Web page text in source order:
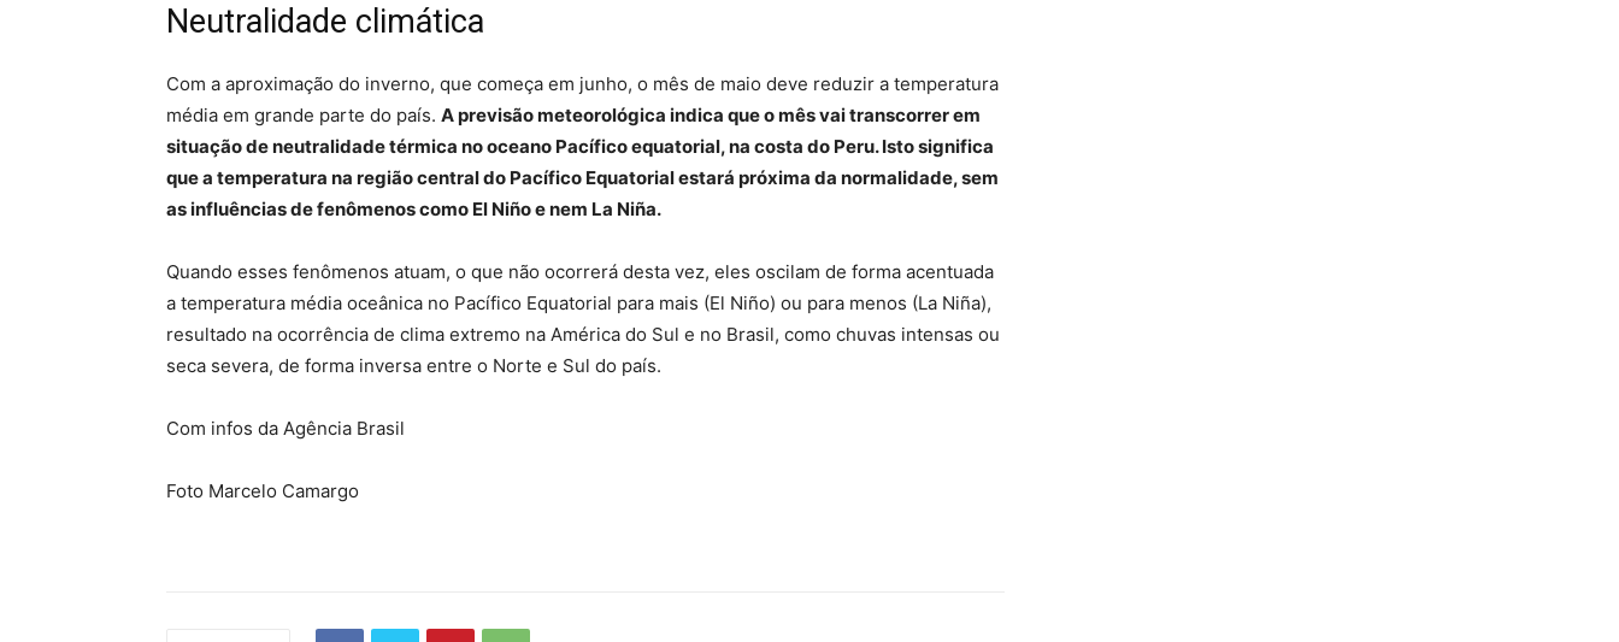
Neutralidade climática
Com a aproximação do inverno, que começa em junho, o mês de maio deve reduzir a temperatura
média em grande parte do país. A previsão meteorológica indica que o mês vai transcorrer em
situação de neutralidade térmica no oceano Pacífico equatorial, na costa do Peru. Isto significa
que a temperatura na região central do Pacífico Equatorial estará próxima da normalidade, sem
as influências de fenômenos como El Niño e nem La Niña.
Quando esses fenômenos atuam, o que não ocorrerá desta vez, eles oscilam de forma acentuada
a temperatura média oceânica no Pacífico Equatorial para mais (El Niño) ou para menos (La Niña),
resultado na ocorrência de clima extremo na América do Sul e no Brasil, como chuvas intensas ou
seca severa, de forma inversa entre o Norte e Sul do país.
Com infos da Agência Brasil
Foto Marcelo Camargo